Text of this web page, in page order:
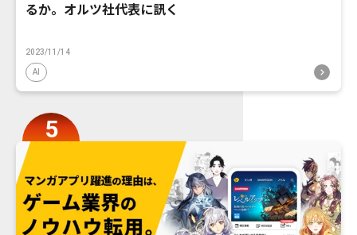
るか。オルツ社代表に訊く
2023/11/14
AI